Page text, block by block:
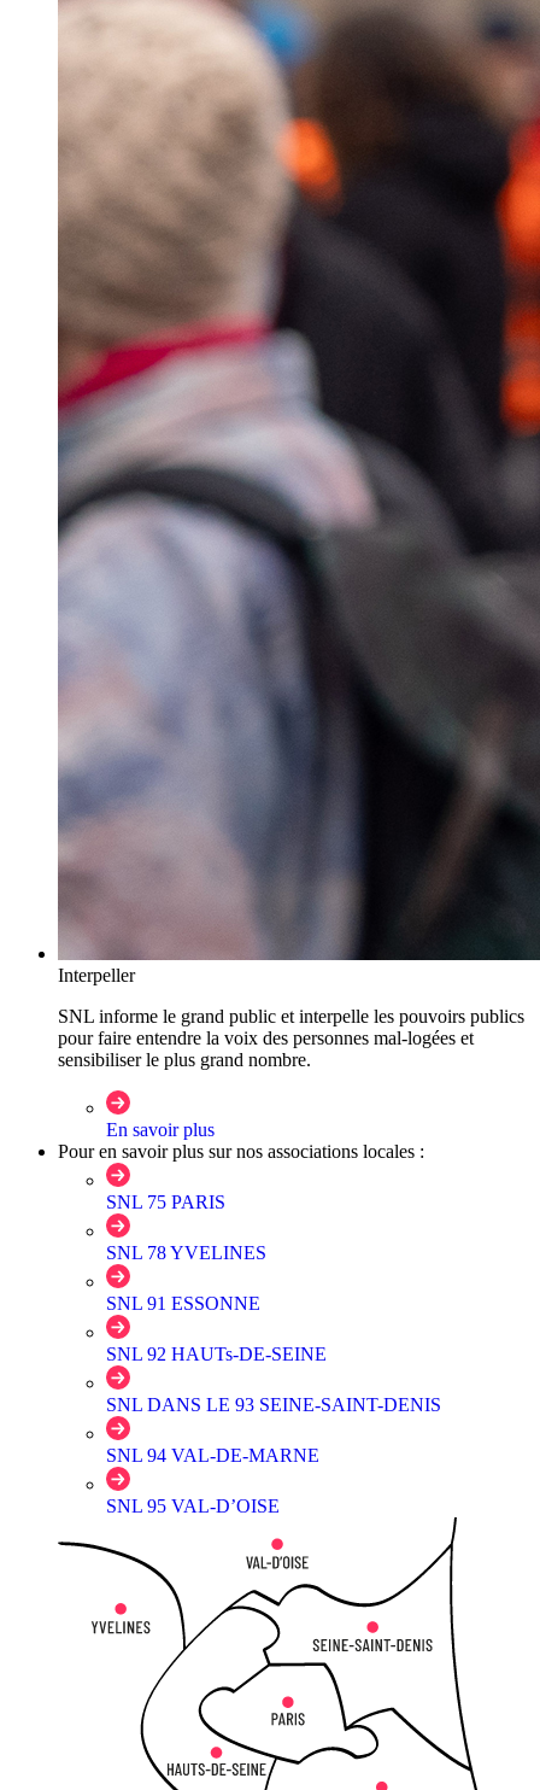
Interpeller
SNL informe le grand public et interpelle les pouvoirs publics
pour faire entendre la voix des personnes mal-logées et
sensibiliser le plus grand nombre.
En savoir plus
Pour en savoir plus sur nos associations locales :
SNL 75 PARIS
SNL 78 YVELINES
SNL 91 ESSONNE
SNL 92 HAUTs-DE-SEINE
SNL DANS LE 93 SEINE-SAINT-DENIS
SNL 94 VAL-DE-MARNE
SNL 95 VAL-D’OISE